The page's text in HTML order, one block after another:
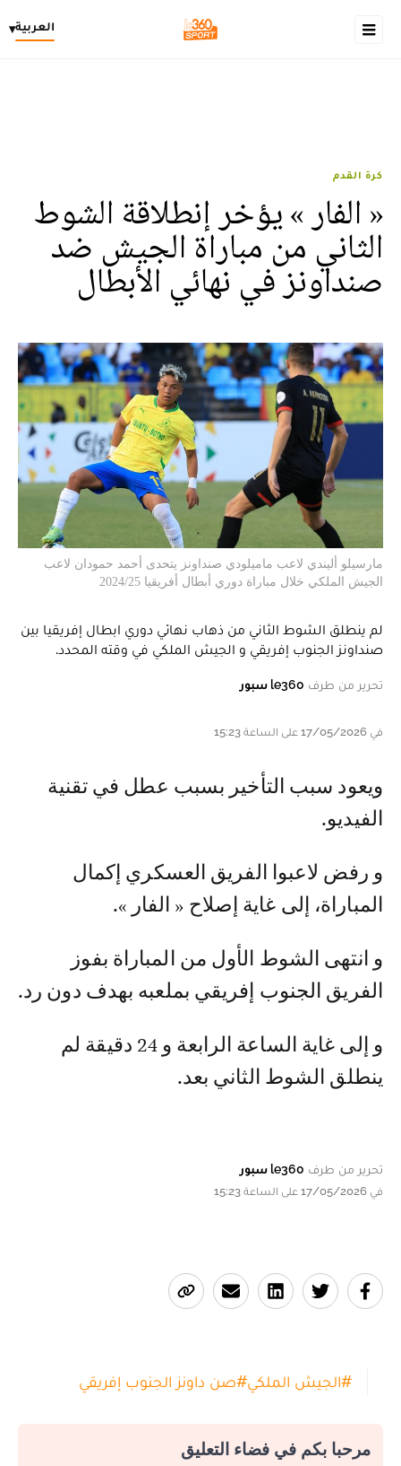
العربية▾
كرة القدم
« الفار » يؤخر إنطلاقة الشوط
الثاني من مباراة الجيش ضد
صنداونز في نهائي الأبطال
مارسيلو أليندي لاعب ماميلودي صنداونز يتحدى أحمد حمودان لاعب
الجيش الملكي خلال مباراة دوري أبطال أفريقيا 2024/25
لم ينطلق الشوط الثاني من ذهاب نهائي دوري ابطال إفريقيا بين
صنداونز الجنوب إفريقي و الجيش الملكي في وقته المحدد.
تحرير من طرف le360 سبور
في 17/05/2026 على الساعة 15:23
و يعود سبب التأخير بسبب عطل في تقنية
الفيديو.
و رفض لاعبوا الفريق العسكري إكمال
المباراة، إلى غاية إصلاح « الفار ».
و انتهى الشوط الأول من المباراة بفوز
الفريق الجنوب إفريقي بملعبه بهدف دون رد.
و إلى غاية الساعة الرابعة و 24 دقيقة لم
ينطلق الشوط الثاني بعد.
تحرير من طرف le360 سبور
في 17/05/2026 على الساعة 15:23
#الجيش الملكي#صن داونز الجنوب إفريقي
مرحبا بكم في فضاء التعليق